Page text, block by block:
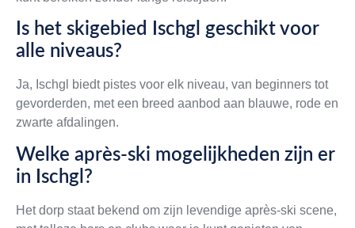
Is het skigebied Ischgl geschikt voor
alle niveaus?
Ja, Ischgl biedt pistes voor elk niveau, van beginners tot
gevorderden, met een breed aanbod aan blauwe, rode en
zwarte afdalingen.
Welke après-ski mogelijkheden zijn er
in Ischgl?
Het dorp staat bekend om zijn levendige après-ski scene,